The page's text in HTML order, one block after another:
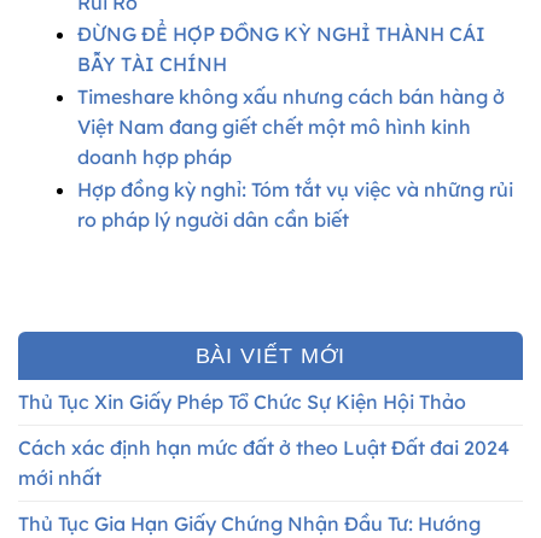
ĐỪNG ĐỂ HỢP ĐỒNG KỲ NGHỈ THÀNH CÁI
BẪY TÀI CHÍNH
Timeshare không xấu nhưng cách bán hàng ở
Việt Nam đang giết chết một mô hình kinh
doanh hợp pháp
Hợp đồng kỳ nghỉ: Tóm tắt vụ việc và những rủi
ro pháp lý người dân cần biết
BÀI VIẾT MỚI
Thủ Tục Xin Giấy Phép Tổ Chức Sự Kiện Hội Thảo
Cách xác định hạn mức đất ở theo Luật Đất đai 2024
mới nhất
Thủ Tục Gia Hạn Giấy Chứng Nhận Đầu Tư: Hướng